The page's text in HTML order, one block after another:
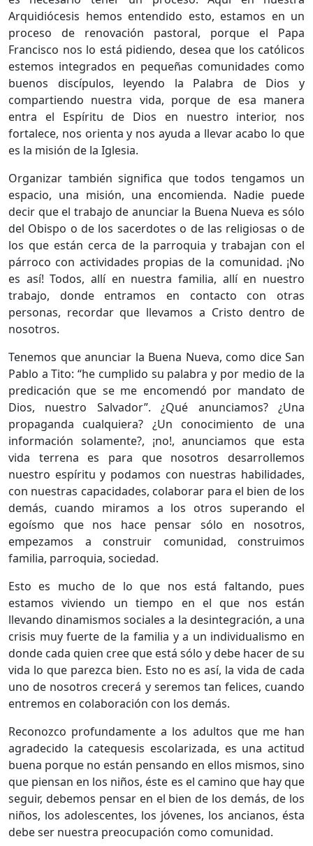
Arquidiócesis hemos entendido esto, estamos en un
proceso de renovación pastoral, porque el Papa
Francisco nos lo está pidiendo, desea que los católicos
estemos integrados en pequeñas comunidades como
buenos discípulos, leyendo la Palabra de Dios y
compartiendo nuestra vida, porque de esa manera
entra el Espíritu de Dios en nuestro interior, nos
fortalece, nos orienta y nos ayuda a llevar acabo lo que
es la misión de la Iglesia.
Organizar también significa que todos tengamos un
espacio, una misión, una encomienda. Nadie puede
decir que el trabajo de anunciar la Buena Nueva es sólo
del Obispo o de los sacerdotes o de las religiosas o de
los que están cerca de la parroquia y trabajan con el
párroco con actividades propias de la comunidad. ¡No
es así! Todos, allí en nuestra familia, allí en nuestro
trabajo, donde entramos en contacto con otras
personas, recordar que llevamos a Cristo dentro de
nosotros.
Tenemos que anunciar la Buena Nueva, como dice San
Pablo a Tito: “he cumplido su palabra y por medio de la
predicación que se me encomendó por mandato de
Dios, nuestro Salvador”. ¿Qué anunciamos? ¿Una
propaganda cualquiera? ¿Un conocimiento de una
información solamente?, ¡no!, anunciamos que esta
vida terrena es para que nosotros desarrollemos
nuestro espíritu y podamos con nuestras habilidades,
con nuestras capacidades, colaborar para el bien de los
demás, cuando miramos a los otros superando el
egoísmo que nos hace pensar sólo en nosotros,
empezamos a construir comunidad, construimos
familia, parroquia, sociedad.
Esto es mucho de lo que nos está faltando, pues
estamos viviendo un tiempo en el que nos están
llevando dinamismos sociales a la desintegración, a una
crisis muy fuerte de la familia y a un individualismo en
donde cada quien cree que está sólo y debe hacer de su
vida lo que parezca bien. Esto no es así, la vida de cada
uno de nosotros crecerá y seremos tan felices, cuando
entremos en colaboración con los demás.
Reconozco profundamente a los adultos que me han
agradecido la catequesis escolarizada, es una actitud
buena porque no están pensando en ellos mismos, sino
que piensan en los niños, éste es el camino que hay que
seguir, debemos pensar en el bien de los demás, de los
niños, los adolescentes, los jóvenes, los ancianos, ésta
debe ser nuestra preocupación como comunidad.